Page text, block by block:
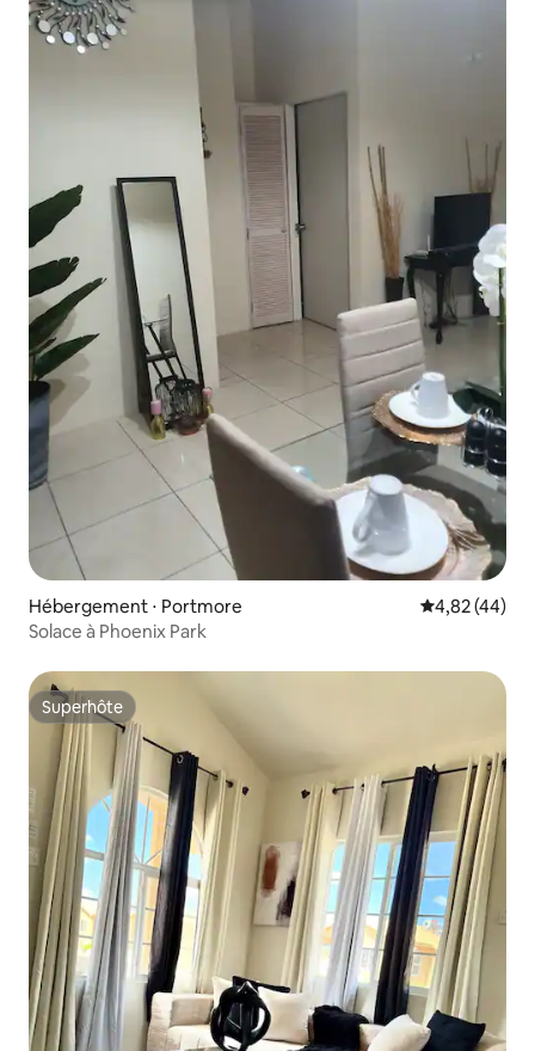
Hébergement ⋅ Portmore Évaluation
4,82 (44)
Solace à Phoenix Park
Superhôte
Superhôte